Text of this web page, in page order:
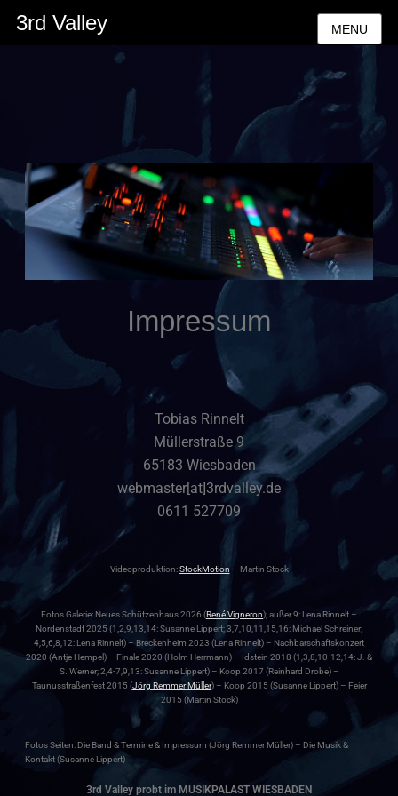
3rd Valley MENU
Impressum
Tobias Rinnelt
Müllerstraße 9
65183 Wiesbaden
webmaster[at]3rdvalley.de
0611 527709
Videoproduktion:StockMotion – Martin Stock
Fotos Galerie: Neues Schützenhaus 2026 (René Vigneron); außer 9: Lena Rinnelt –
Nordenstadt 2025 (1,2,9,13,14: Susanne Lippert; 3,7,10,11,15,16: Michael Schreiner;
4,5,6,8,12: Lena Rinnelt) – Breckenheim 2023 (Lena Rinnelt) – Nachbarschaftskonzert
2020 (Antje Hempel) – Finale 2020 (Holm Herrmann) – Idstein 2018 (1,3,8,10-12,14: J. &
S. Werner; 2,4-7,9,13: Susanne Lippert) – Koop 2017 (Reinhard Drobe) –
Taunusstraßenfest 2015 (Jörg Remmer Müller) – Koop 2015 (Susanne Lippert) – Feier
2015 (Martin Stock)
Fotos Seiten: Die Band & Termine & Impressum (Jörg Remmer Müller) – Die Musik &
Kontakt (Susanne Lippert)
3rd Valley probt im MUSIKPALAST WIESBADEN